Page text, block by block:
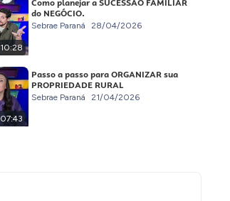
10:28
Como planejar a SUCESSÃO FAMILIAR
do NEGÓCIO.
Sebrae Paraná 28/04/2026
07:43
Passo a passo para ORGANIZAR sua
PROPRIEDADE RURAL
Sebrae Paraná 21/04/2026